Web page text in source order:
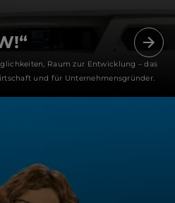
Raum zur Entwicklung – das
und für Unternehmensgründer.